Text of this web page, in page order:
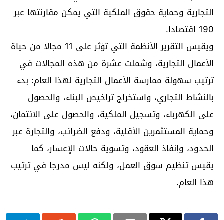
التجارية وحماية حقوق الملكية التي يمكن مقارنتها عبر
190 اقتصادا.
ويقيس التقرير الأنظمة التي تؤثر على 11 مجالا من حياة
الأعمال التجارية، وشملت عشرة من هذه المجالات في
ترتيب سهولة ممارسة الأعمال التجارية لهذا العام: بدء
بالنشاط التجاري، واستخراج تراخيص البناء، والحصول
على الكهرباء، وتسجيل الملكية، والحصول على الائتمان،
وحماية المستثمرين الأقلية، ودفع الضرائب، والتجارة عبر
الحدود، وإنفاذ العقود، وتسوية حالات الإعسار، كما
يقيس تنظيم سوق العمل، ولكنه ليس مدرجا في ترتيب
هذا العام.